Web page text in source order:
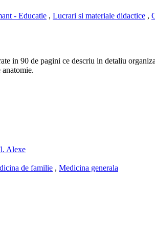
- Educatie , Lucrari si materiale didactice ,
in 90 de pagini ce descriu in detaliu
Alexe
de familie , Medicina generala